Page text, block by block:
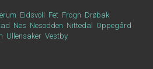
Eidsvoll Fet Frogn Drøbak
Nes Nesodden Nittedal
Oppegård
Ullensaker Vestby